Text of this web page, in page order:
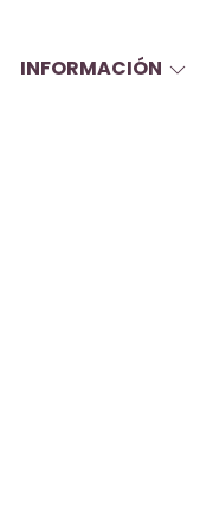
INFORMACIÓN